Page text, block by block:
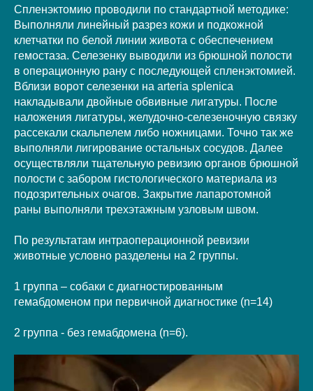
Спленэктомию проводили по стандартной методике:
Выполняли линейный разрез кожи и подкожной
клетчатки по белой линии живота с обеспечением
гемостаза. Селезенку выводили из брюшной полости
в операционную рану с последующей спленэктомией.
Вблизи ворот селезенки на arteria splenica
накладывали двойные обвивные лигатуры. После
наложения лигатуры, желудочно-селезеночную связку
рассекали скальпелем либо ножницами. Точно так же
выполняли лигирование остальных сосудов. Далее
осуществляли тщательную ревизию органов брюшной
полости с забором гистологического материала из
подозрительных очагов. Закрытие лапаротомной
раны выполняли трехэтажным узловым швом.
По результатам интраоперационной ревизии
животные условно разделены на 2 группы.
1 группа – собаки с диагностированным
гемабдоменом при первичной диагностике (n=14)
2 группа - без гемабдомена (n=6).